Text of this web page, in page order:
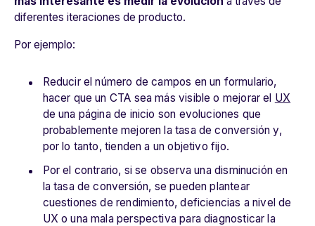
diferentes iteraciones de producto.
Por ejemplo:
Reducir el número de campos en un formulario,
hacer que un CTA sea más visible o mejorar el UX
de una página de inicio son evoluciones que
probablemente mejoren la tasa de conversión y,
por lo tanto, tienden a un objetivo fijo.
Por el contrario, si se observa una disminución en
la tasa de conversión, se pueden plantear
cuestiones de rendimiento, deficiencias a nivel de
UX o una mala perspectiva para diagnosticar la